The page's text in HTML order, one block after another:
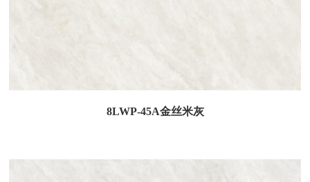
8LWP-45A金丝米灰